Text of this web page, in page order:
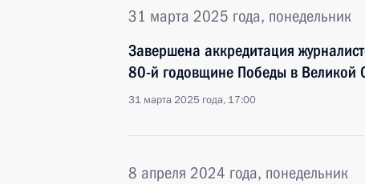
31 марта 2025 года, понедельник
Завершена аккредитация
80-й годовщине Победы в Великой
31 марта 2025 года, 17:00
8 апреля 2024 года, понедельник